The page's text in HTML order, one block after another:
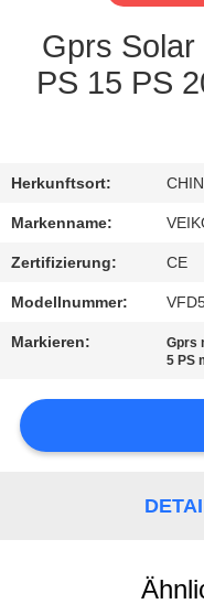
FORDERN
SIE EIN
ZITAT
Gprs Solar
PS 15 PS
Herkunftsort:
Markenname:
Zertifizierung: CE
Modellnummer:
Markieren: Gprs
5 PS